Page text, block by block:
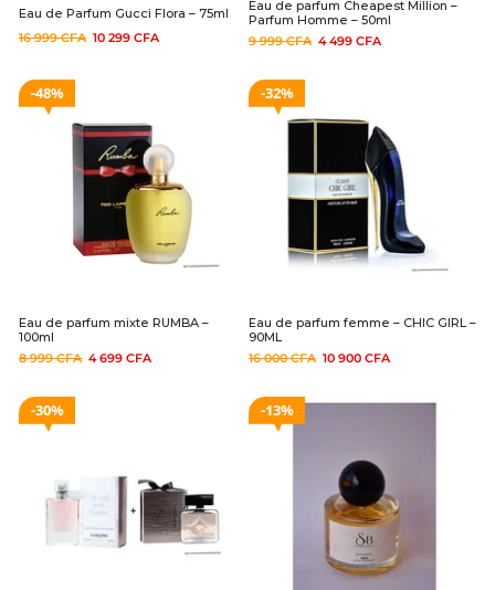
Eau de Parfum Gucci Flora – 75ml
16 999CFA 10 299 CFA
Eau de parfum Cheapest Million –
Parfum Homme – 50ml
9 999CFA 4 499 CFA
48%
Eau de parfum mixte RUMBA –
100ml
8 999CFA 4 699 CFA
32%
Eau de parfum femme – CHIC GIRL –
90ML
16 000CFA 10 900 CFA
30% 13%